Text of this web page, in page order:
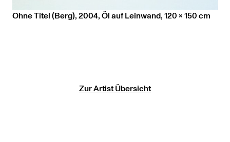
Ohne Titel (Berg), 2004, Öl auf Leinwand, 120 x 150 cm
Zur Artist Übersicht